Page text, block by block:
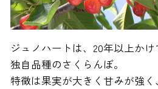
ジュノハートは、20年以上か
独自品種のさくらんぼ。
特徴は果実が大きく甘みが強